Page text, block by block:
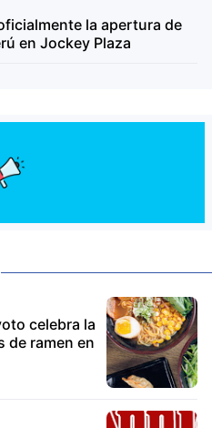
la apertura de
en Jockey Plaza
celebra la
de ramen en